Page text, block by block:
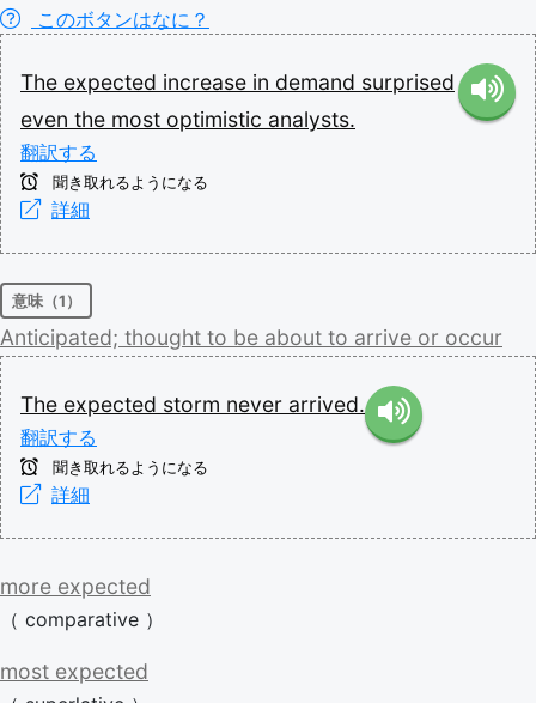
このボタンはなに？
The expected increase in demand surprised
even the most optimistic analysts.
翻訳する
聞き取れるようになる
詳細
意味（1）
Anticipated; thought to be about to arrive or occur
The expected storm never arrived.
翻訳する
聞き取れるようになる
詳細
more expected
（ comparative ）
most expected